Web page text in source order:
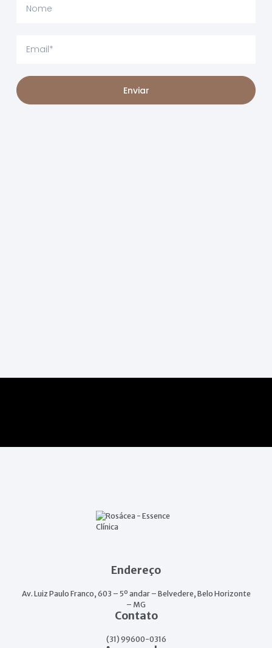
Enviar
Endereço
Av. Luiz Paulo Franco, 603 – 5º andar – Belvedere, Belo Horizonte
– MG
Contato
(31) 99600-0316